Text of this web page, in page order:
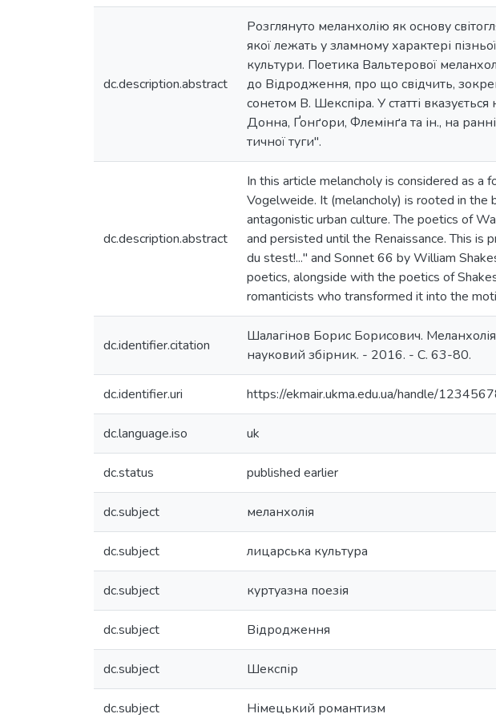
dc.description.abstract
Розглянуто меланхолію як основу
якої лежать у зламному характері
культури. Поетика Вальтерової
до Відродження, про що свідчить,
сонетом В. Шекспіра. У статті
Донна, Ґонґори, Флемінґа та ін., на
тичної туги".
dc.description.abstract
In this article melancholy is considered as
Vogelweide. It (melancholy) is rooted in the
antagonistic urban culture. The poetics of
and persisted until the Renaissance. This
du stest!..." and Sonnet 66 by William
poetics, alongside with the poetics of
romanticists who transformed it into the
dc.identifier.citation
Шалагінов Борис Борисович.
науковий збірник. - 2016. - С. 63-80.
dc.identifier.uri https://ekmair.ukma.edu.ua/handle/
dc.language.iso uk
dc.status published earlier
dc.subject меланхолія
dc.subject лицарська культура
dc.subject куртуазна поезія
dc.subject Відродження
dc.subject Шекспір
dc.subject Німецький романтизм